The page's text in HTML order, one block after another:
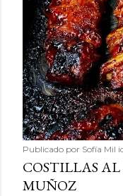
Publicado por Sofía Mil
COSTILLAS
MUÑOZ